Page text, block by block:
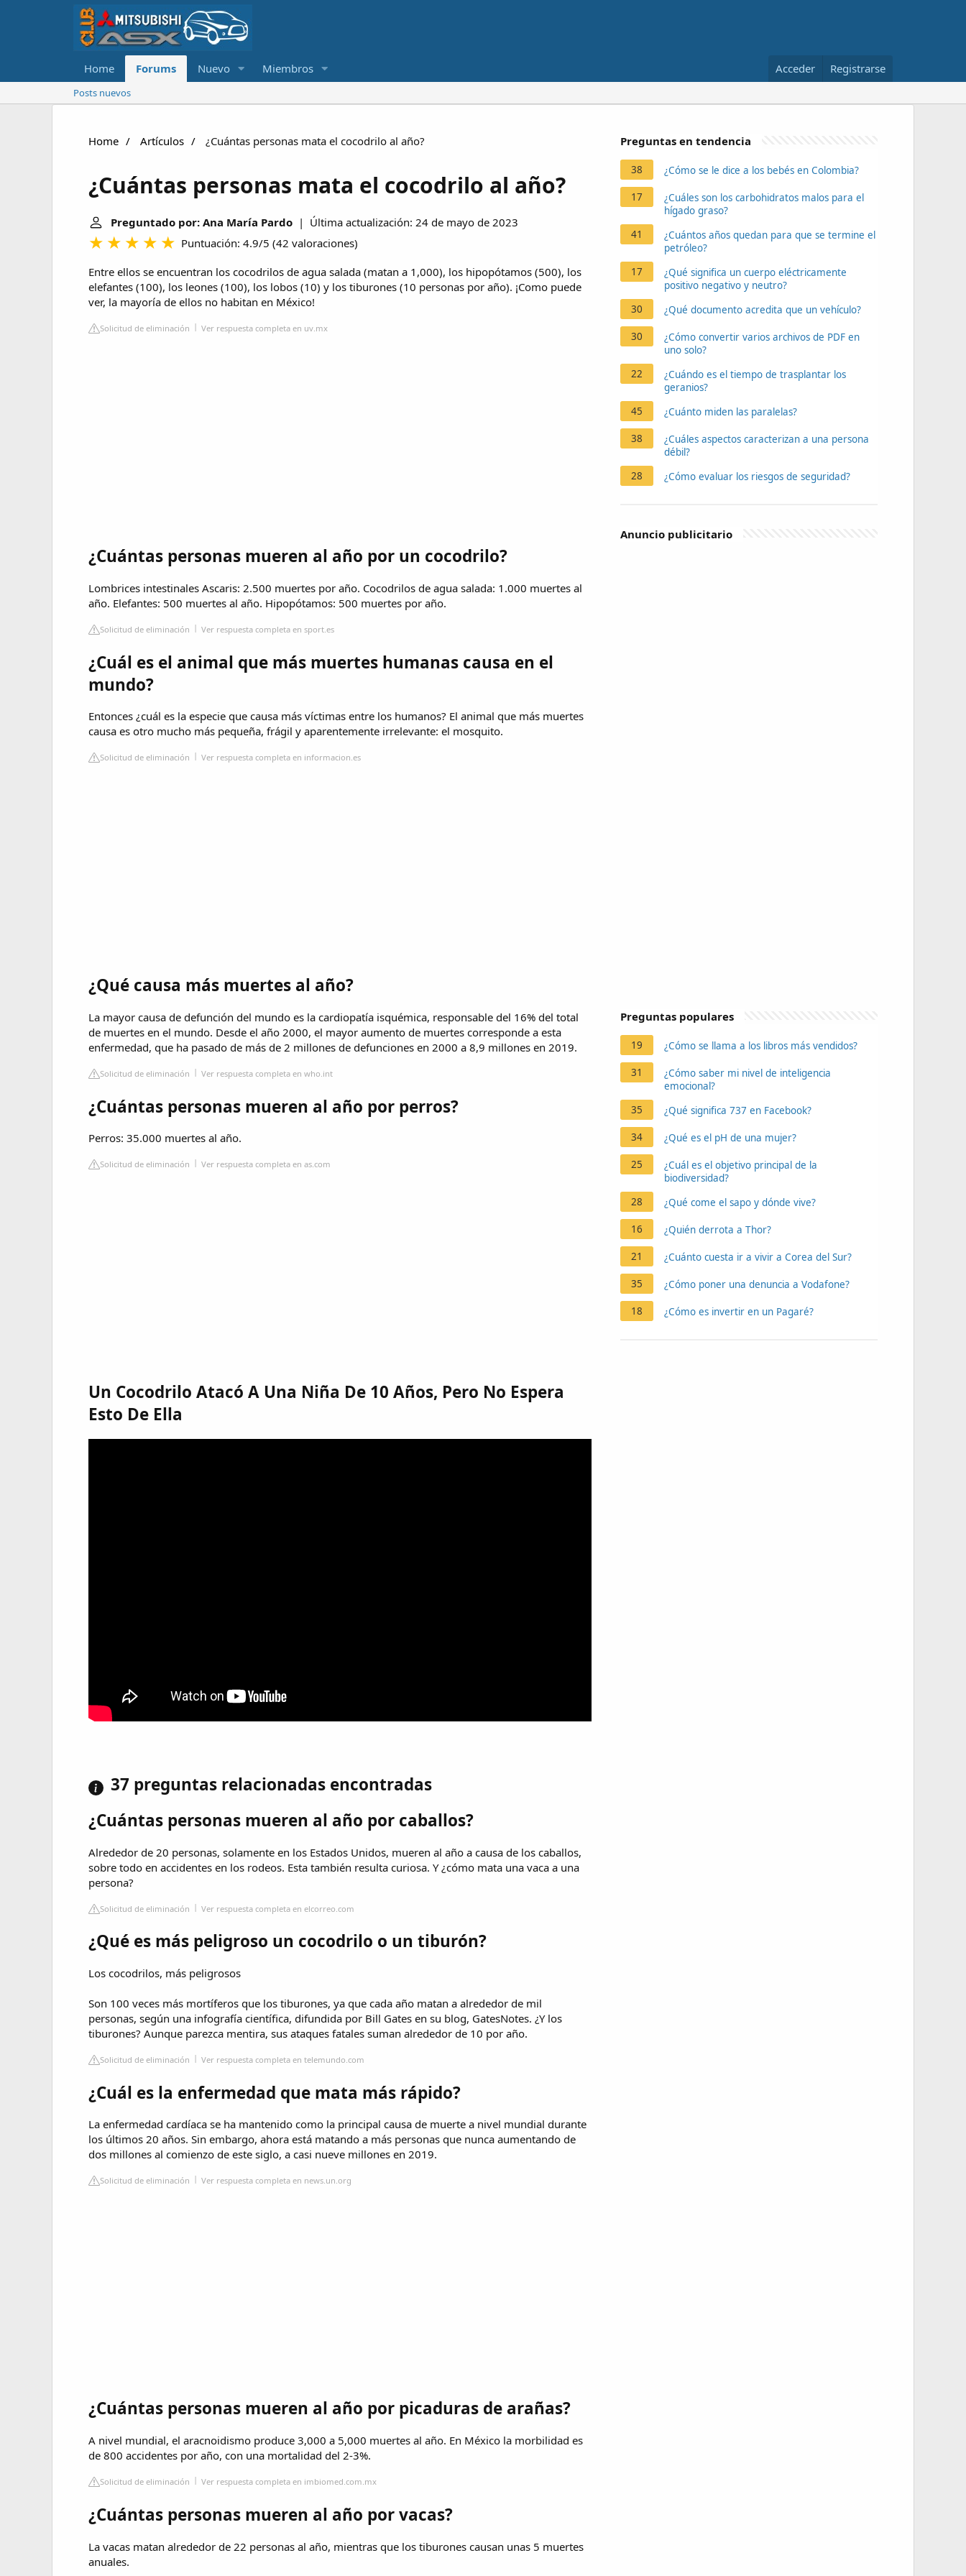
Home Forums Nuevo Miembros Acceder Registrarse
Posts nuevos
Home Artículos ¿Cuántas personas mata el cocodrilo al año?
¿Cuántas personas mata el cocodrilo al año?
Preguntado por: Ana María Pardo | Última actualización: 24 de mayo de 2023
Puntuación: 4.9/5 (42 valoraciones)
Entre ellos se encuentran los cocodrilos de agua salada (matan a 1,000), los hipopótamos (500), los
elefantes (100), los leones (100), los lobos (10) y los tiburones (10 personas por año). ¡Como puede
ver, la mayoría de ellos no habitan en México!
Solicitud de eliminación Ver respuesta completa en uv.mx
¿Cuántas personas mueren al año por un cocodrilo?
Lombrices intestinales Ascaris: 2.500 muertes por año. Cocodrilos de agua salada: 1.000 muertes al
año. Elefantes: 500 muertes al año. Hipopótamos: 500 muertes por año.
Solicitud de eliminación Ver respuesta completa en sport.es
¿Cuál es el animal que más muertes humanas causa en el
mundo?
Entonces ¿cuál es la especie que causa más víctimas entre los humanos? El animal que más muertes
causa es otro mucho más pequeña, frágil y aparentemente irrelevante: el mosquito.
Solicitud de eliminación Ver respuesta completa en informacion.es
¿Qué causa más muertes al año?
La mayor causa de defunción del mundo es la cardiopatía isquémica, responsable del 16% del total
de muertes en el mundo. Desde el año 2000, el mayor aumento de muertes corresponde a esta
enfermedad, que ha pasado de más de 2 millones de defunciones en 2000 a 8,9 millones en 2019.
Solicitud de eliminación Ver respuesta completa en who.int
¿Cuántas personas mueren al año por perros?
Perros: 35.000 muertes al año.
Solicitud de eliminación Ver respuesta completa en as.com
Un Cocodrilo Atacó A Una Niña De 10 Años, Pero No Espera
Esto De Ella
37 preguntas relacionadas encontradas
¿Cuántas personas mueren al año por caballos?
Alrededor de 20 personas, solamente en los Estados Unidos, mueren al año a causa de los caballos,
sobre todo en accidentes en los rodeos. Esta también resulta curiosa. Y ¿cómo mata una vaca a una
persona?
Solicitud de eliminación Ver respuesta completa en elcorreo.com
¿Qué es más peligroso un cocodrilo o un tiburón?
Los cocodrilos, más peligrosos
Son 100 veces más mortíferos que los tiburones, ya que cada año matan a alrededor de mil
personas, según una infografía científica, difundida por Bill Gates en su blog, GatesNotes. ¿Y los
tiburones? Aunque parezca mentira, sus ataques fatales suman alrededor de 10 por año.
Solicitud de eliminación Ver respuesta completa en telemundo.com
¿Cuál es la enfermedad que mata más rápido?
La enfermedad cardíaca se ha mantenido como la principal causa de muerte a nivel mundial durante
los últimos 20 años. Sin embargo, ahora está matando a más personas que nunca aumentando de
dos millones al comienzo de este siglo, a casi nueve millones en 2019.
Solicitud de eliminación Ver respuesta completa en news.un.org
¿Cuántas personas mueren al año por picaduras de arañas?
A nivel mundial, el aracnoidismo produce 3,000 a 5,000 muertes al año. En México la morbilidad es
de 800 accidentes por año, con una mortalidad del 2-3%.
Solicitud de eliminación Ver respuesta completa en imbiomed.com.mx
¿Cuántas personas mueren al año por vacas?
La vacas matan alrededor de 22 personas al año, mientras que los tiburones causan unas 5 muertes
anuales.
Preguntas en tendencia
38 ¿Cómo se le dice a los bebés en Colombia?
17
¿Cuáles son los carbohidratos malos para el
hígado graso?
41
¿Cuántos años quedan para que se termine el
petróleo?
17
¿Qué significa un cuerpo eléctricamente
positivo negativo y neutro?
30
¿Qué documento acredita que un vehículo?
30
¿Cómo convertir varios archivos de PDF en
uno solo?
22
¿Cuándo es el tiempo de trasplantar los
geranios?
45
¿Cuánto miden las paralelas?
38
¿Cuáles aspectos caracterizan a una persona
débil?
28
¿Cómo evaluar los riesgos de seguridad?
Anuncio publicitario
Preguntas populares
19 ¿Cómo se llama a los libros más vendidos?
31
¿Cómo saber mi nivel de inteligencia
emocional?
35
¿Qué significa 737 en Facebook?
34 ¿Qué es el pH de una mujer?
25
¿Cuál es el objetivo principal de la
biodiversidad?
28
¿Qué come el sapo y dónde vive?
16 ¿Quién derrota a Thor?
21 ¿Cuánto cuesta ir a vivir a Corea del Sur?
35 ¿Cómo poner una denuncia a Vodafone?
18 ¿Cómo es invertir en un Pagaré?